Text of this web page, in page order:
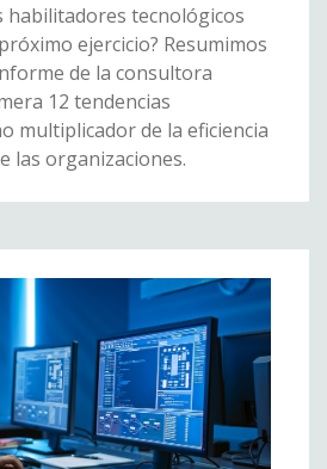
habilitadores tecnológicos
ejercicio? Resumimos
de la consultora
12 tendencias
multiplicador de la eficiencia
las organizaciones.